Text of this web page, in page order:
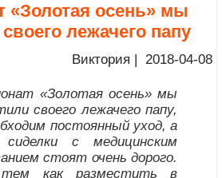
«Золотая осень» мы
лежачего папу
Виктория | 2018-04-08
«Золотая осень» мы
своего лежачего папу,
постоянный уход, а
сиделки с медицинским
стоят очень дорого.
как разместить в